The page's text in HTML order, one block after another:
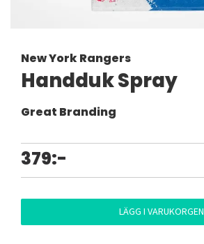
New York Rangers
Handduk Spray
Great Branding
379:-
LÄGG I VARUKORGEN